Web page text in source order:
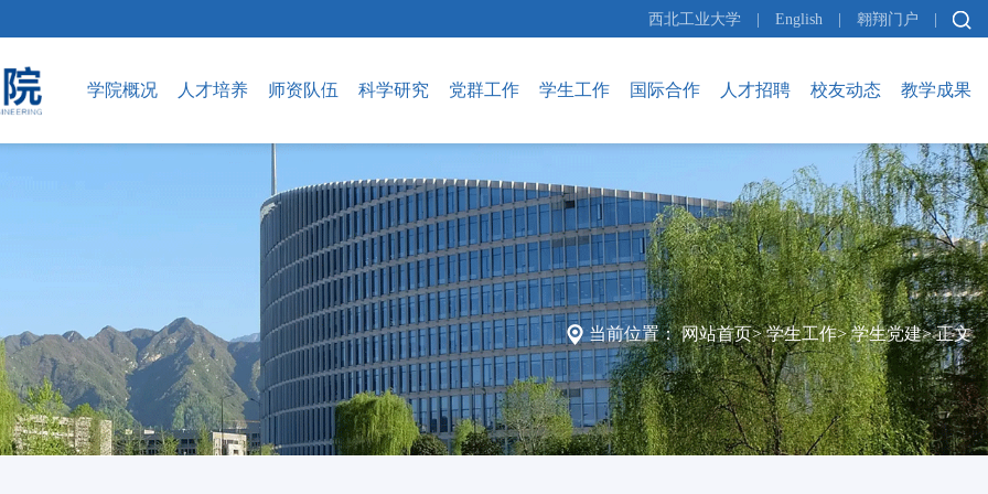
西北工业大学 English 翱翔门户
学院概况 人才培养 师资队伍 科学研究 党群工作 学生工作 国际合作 人才招聘 校友动态 教学成果
当前位置： 网站首页> 学生工作> 学生党建> 正文